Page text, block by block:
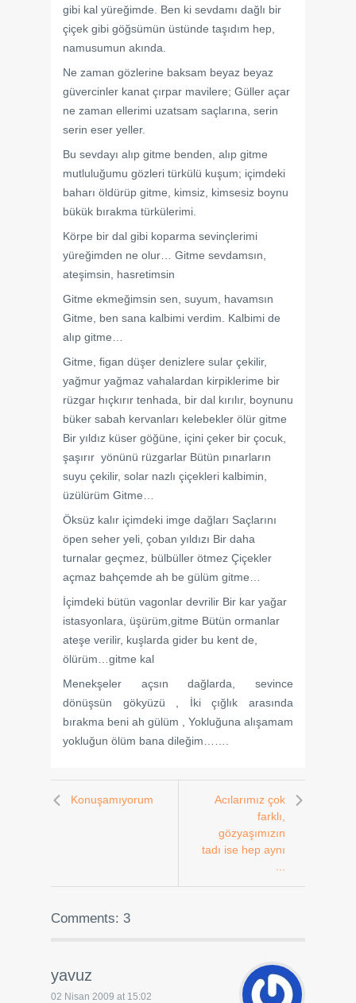
gibi kal yüreğimde. Ben ki sevdamı dağlı bir
çiçek gibi göğsümün üstünde taşıdım hep,
namusumun akında.
Ne zaman gözlerine baksam beyaz beyaz
güvercinler kanat çırpar mavilere; Güller açar
ne zaman ellerimi uzatsam saçlarına, serin
serin eser yeller.
Bu sevdayı alıp gitme benden, alıp gitme
mutluluğumu gözleri türkülü kuşum; içimdeki
baharı öldürüp gitme, kimsiz, kimsesiz boynu
bükük bırakma türkülerimi.
Körpe bir dal gibi koparma sevinçlerimi
yüreğimden ne olur… Gitme sevdamsın,
ateşimsin, hasretimsin
Gitme ekmeğimsin sen, suyum, havamsın
Gitme, ben sana kalbimi verdim. Kalbimi de
alıp gitme…
Gitme, figan düşer denizlere sular çekilir,
yağmur yağmaz vahalardan kirpiklerime bir
rüzgar hıçkırır tenhada, bir dal kırılır, boynunu
büker sabah kervanları kelebekler ölür gitme
Bir yıldız küser göğüne, içini çeker bir çocuk,
şaşırır yönünü rüzgarlar Bütün pınarların
suyu çekilir, solar nazlı çiçekleri kalbimin,
üzülürüm Gitme…
Öksüz kalır içimdeki imge dağları Saçlarını
öpen seher yeli, çoban yıldızı Bir daha
turnalar geçmez, bülbüller ötmez Çiçekler
açmaz bahçemde ah be gülüm gitme…
İçimdeki bütün vagonlar devrilir Bir kar yağar
istasyonlara, üşürüm,gitme Bütün ormanlar
ateşe verilir, kuşlarda gider bu kent de,
ölürüm…gitme kal
Menekşeler açsın dağlarda, sevince
dönüşsün gökyüzü , İki çığlık arasında
bırakma beni ah gülüm , Yokluğuna alışamam
yokluğun ölüm bana dileğim…….
Konuşamıyorum
Acılarımız çok
farklı,
gözyaşımızın
tadı ise hep aynı
Comments: 3
yavuz
02 Nisan 2009 at 15:02